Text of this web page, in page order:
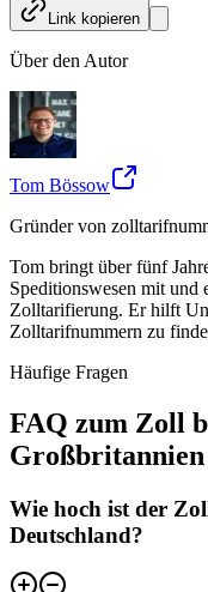
Link kopieren
Über den Autor
Tom Bössow
Gründer von
Tom bringt über fünf
Speditionswesen mit
Zolltarifierung. Er hilft
Zolltarifnummern zu
Häufige Fragen
FAQ zum Zoll
Großbritannien
Wie hoch ist der
Deutschland?